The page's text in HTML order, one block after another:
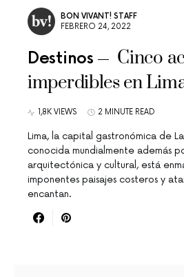
BON VIVANT! STAFF
FEBRERO 24, 2022
Destinos
Cinco
imperdibles en
1,8K VIEWS 2 MINUTE READ
Lima, la capital gastronómica de
conocida mundialmente además
arquitectónica y cultural, está
imponentes paisajes costeros y
encantan.